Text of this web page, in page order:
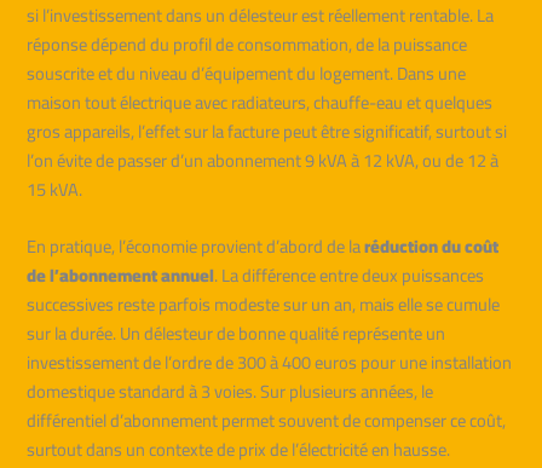
si l’investissement dans un délesteur est réellement rentable. La
réponse dépend du profil de consommation, de la puissance
souscrite et du niveau d’équipement du logement. Dans une
maison tout électrique avec radiateurs, chauffe-eau et quelques
gros appareils, l’effet sur la facture peut être significatif, surtout si
l’on évite de passer d’un abonnement 9 kVA à 12 kVA, ou de 12 à
15 kVA.
En pratique, l’économie provient d’abord de laréduction du coût
de l’abonnement annuel. La différence entre deux puissances
successives reste parfois modeste sur un an, mais elle se cumule
sur la durée. Un délesteur de bonne qualité représente un
investissement de l’ordre de 300 à 400 euros pour une installation
domestique standard à 3 voies. Sur plusieurs années, le
différentiel d’abonnement permet souvent de compenser ce coût,
surtout dans un contexte de prix de l’électricité en hausse.